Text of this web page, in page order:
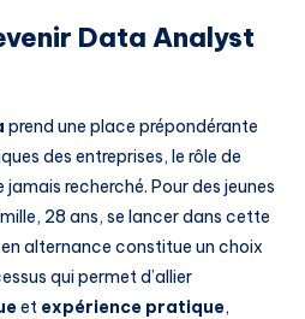
Data Analyst
prend une place prépondérante
des entreprises, le rôle de
jamais recherché. Pour des jeunes
28 ans, se lancer dans cette
alternance constitue un choix
qui permet d’allier
et expérience pratique,